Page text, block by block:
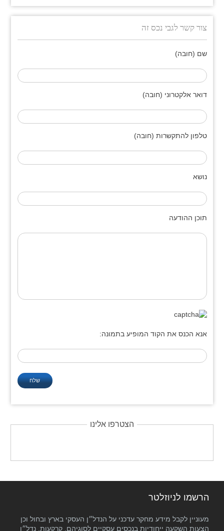
צור קשר לגבי נכס זה
שם (חובה)
דואר אלקטרוני (חובה)
טלפון להתקשרות (חובה)
נושא
תוכן ההודעה
אנא הכנס את הקוד המופיע בתמונה:
הצטרפו אלינו
הרשמו לניוזלטר
מעוניין לקבל מידע מחקר עדכני על הנדל״ן העסקי בארץ ובחול וכן
הצעות השקעה ייחודיות בנכסים עסקיים לסוגיהם, קרקעות, נדל״ן